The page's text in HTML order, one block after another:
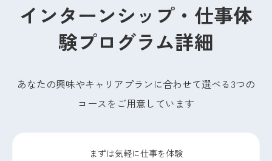
インターンシップ・仕事体
験プログラム詳細
あなたの興味やキャリアプランに合わせて選べる3つの
コースをご用意しています
まずは気軽に仕事を体験